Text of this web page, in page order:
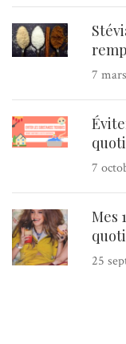
7
7
Mes
25